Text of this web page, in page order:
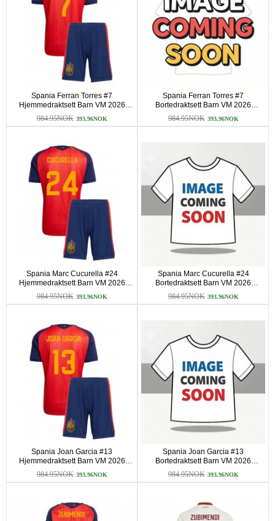
Spania Ferran Torres #7
Hjemmedraktsett Barn VM 2026
Kortermet (+ korte bukser)
984.95NOK 393.96NOK
Spania Ferran Torres #7
Bortedraktsett Barn VM 2026
Kortermet (+ korte bukser)
984.95NOK 393.96NOK
Spania Marc Cucurella #24
Hjemmedraktsett Barn VM 2026
Kortermet (+ korte bukser)
984.95NOK 393.96NOK
Spania Marc Cucurella #24
Bortedraktsett Barn VM 2026
Kortermet (+ korte bukser)
984.95NOK 393.96NOK
Spania Joan Garcia #13
Hjemmedraktsett Barn VM 2026
Kortermet (+ korte bukser)
984.95NOK 393.96NOK
Spania Joan Garcia #13
Bortedraktsett Barn VM 2026
Kortermet (+ korte bukser)
984.95NOK 393.96NOK